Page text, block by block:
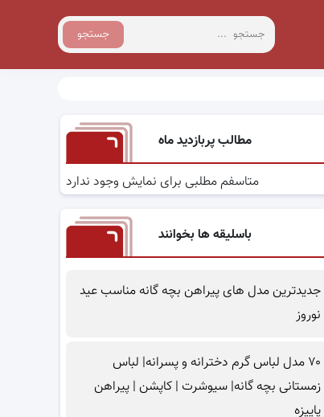
جستجو
مطالب پربازدید ماه
متاسفم مطلبی برای نمایش وجود ندارد
باسلیقه ها بخوانند
جدیدترین مدل های پیراهن بچه گانه مناسب عید
نوروز
۷۰ مدل لباس گرم دخترانه و پسرانه| لباس
زمستانی بچه گانه| سیوشرت | کاپشن | پیراهن
پاییزه